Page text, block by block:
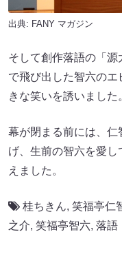
出典: FANY マガジン
そして創作落語の「源
で飛び出した智六の
きな笑いを誘いました
幕が閉まる前には、
げ、生前の智六を愛
えました。
桂ちきん, 笑福亭仁
之介, 笑福亭智六, 落語